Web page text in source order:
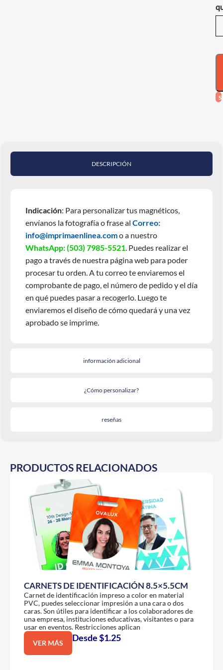
DESCRIPCIÓN
información adicional
¿Cómo personalizar?
reseñas
Indicación: Para personalizar tus magnéticos,
envíanos la fotografía o frase al Correo:
info@imprimaenlinea.como a nuestro
WhatsApp:(503) 7985-5521 . Puedes realizar el
pago a través de nuestra página web para poder
procesar tu orden. A tu correo te enviaremos el
comprobante de pago, el número de pedido y el día
en qué puedes pasar a recogerlo. Luego te
enviaremos el diseño de cómo quedará y una vez
aprobado se imprime.
PRODUCTOS RELACIONADOS
CARNETS DE IDENTIFICACIÓN 8.5×5.5CM
Carnet de identificación impreso a color en material
PVC, puedes seleccionar impresión a una cara o dos
caras. Son útiles para identificar a los colaboradores de
una empresa, instituciones educativas, visitantes o para
usar en eventos. Restricciones aplican
VER MÁS
Desde $1.25